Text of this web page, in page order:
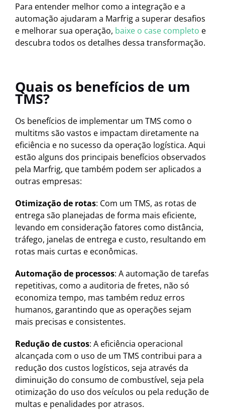
Para entender melhor como a integração e a
automação ajudaram a Marfrig a superar desafios
e melhorar sua operação, baixe o case completo e
descubra todos os detalhes dessa transformação.
Quais os benefícios de um
TMS?
Os benefícios de implementar um TMS como o
multitms são vastos e impactam diretamente na
eficiência e no sucesso da operação logística. Aqui
estão alguns dos principais benefícios observados
pela Marfrig, que também podem ser aplicados a
outras empresas:
Otimização de rotas: Com um TMS, as rotas de
entrega são planejadas de forma mais eficiente,
levando em consideração fatores como distância,
tráfego, janelas de entrega e custo, resultando em
rotas mais curtas e econômicas.
Automação de processos: A automação de tarefas
repetitivas, como a auditoria de fretes, não só
economiza tempo, mas também reduz erros
humanos, garantindo que as operações sejam
mais precisas e consistentes.
Redução de custos: A eficiência operacional
alcançada com o uso de um TMS contribui para a
redução dos custos logísticos, seja através da
diminuição do consumo de combustível, seja pela
otimização do uso dos veículos ou pela redução de
multas e penalidades por atrasos.